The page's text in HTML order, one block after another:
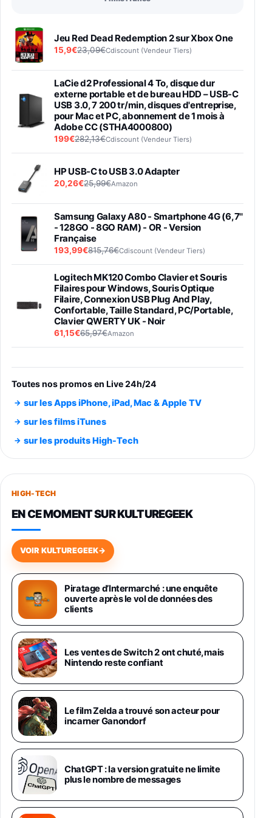
Jeu Red Dead Redemption 2 sur Xbox One
15,9€23,09€Cdiscount (Vendeur Tiers)
LaCie d2 Professional 4 To, disque dur
externe portable et de bureau HDD – USB-C
USB 3.0, 7 200 tr/min, disques d'entreprise,
pour Mac et PC, abonnement de 1 mois à
Adobe CC (STHA4000800)
199€282,13€Cdiscount (Vendeur Tiers)
HP USB-C to USB 3.0 Adapter
20,26€25,99€Amazon
Samsung Galaxy A80 - Smartphone 4G (6,7''
- 128GO - 8GO RAM) - OR - Version
Française
193,99€815,76€Cdiscount (Vendeur Tiers)
Logitech MK120 Combo Clavier et Souris
Filaires pour Windows, Souris Optique
Filaire, Connexion USB Plug And Play,
Confortable, Taille Standard, PC/Portable,
Clavier QWERTY UK - Noir
61,15€65,97€Amazon
entraénement direct 3 vitesses (33-45-78
trs/min) avec pre-ampli intégré et port USB
Smartphone SAMSUNG Galaxy S26 Ultra
891,99€1199€Fnac (Vendeur Tiers)
Smartphone SAMSUNG Galaxy S26+ Violet
749,99€
648,63€834,71€
Samsung Galaxy Miracle Ultra, Smartphone
Android 5G avec Galaxy AI, 512 Go,
Chargeur Secteur Rapide 25W Inclus,
Smartphone déverrouillé, Noir, Version FR
1019€
Galaxy S26 Ultra 512 Go Bleu
1019€1399€ Fnac (Vendeur Tiers)
Galaxy S26 Ultra 256 Go Violet
892€1199€Fnac (Vendeur Tiers)
Philips SHK2000BL - Casque Enfant - Bleu &
Répartiteur Audio 5 Casques, Blanc
24,94€29,96€Fnac (Vendeur Tiers)
Asus RT-AC59U Routeur sans Fil Double
Bande Gigabit (Serveur et Client VPN, Triple
Toutes nos promos en Live 24h/24
sur les Apps iPhone, iPad, Mac & Apple TV
sur les films iTunes
sur les produits High-Tech
HIGH-TECH
EN CE MOMENT SUR KULTUREGEEK
VOIR KULTUREGEEK→
Piratage d’Intermarché : une enquête
ouverte après le vol de données des
clients
Les ventes de Switch 2 ont chuté, mais
Nintendo reste confiant
Le film Zelda a trouvé son acteur pour
incarner Ganondorf
ChatGPT : la version gratuite ne limite
plus le nombre de messages